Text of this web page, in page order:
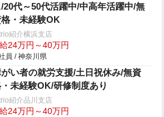
/20代～50代活躍中/中高年活躍中/無
格・未経験OK
紹介横浜支店
24万円～40万円
員 / 神奈川県
がい者の就労支援/土日祝休み/無資
未経験OK/研修制度あり
紹介品川支店
24万円～40万円